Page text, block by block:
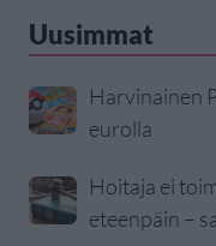
Uusimmat
Harvinainen
eurolla
Hoitaja ei
eteenpäin –